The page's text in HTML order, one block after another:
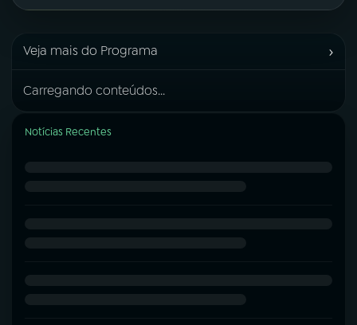
Veja mais do Programa ›
Carregando conteúdos...
Notícias Recentes